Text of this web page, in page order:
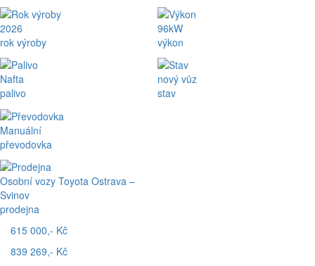
2026
rok výroby
Nafta
palivo
Manuální
převodovka
Osobní vozy Toyota Ostrava –
Svinov
prodejna
96kW
výkon
nový vůz
stav
615 000,- Kč
839 269,- Kč